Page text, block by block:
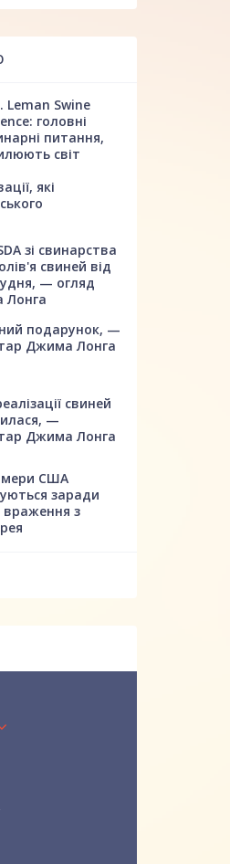
Leman Swine
головні
питання,
світ
які
зі свинарства
свиней від
— огляд
подарунок, —
Джима Лонга
свиней
—
Джима Лонга
США
заради
враження з